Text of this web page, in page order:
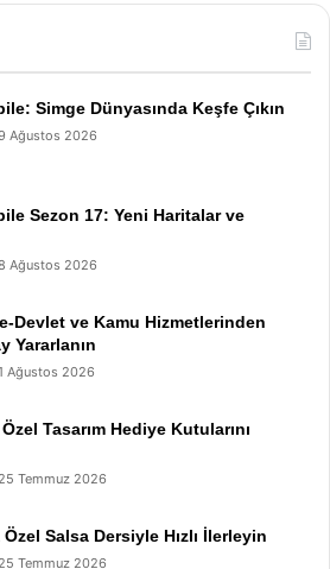
Simge Dünyasında Keşfe Çıkın
Ağustos 2026
Sezon 17: Yeni Haritalar ve
Ağustos 2026
Devlet ve Kamu Hizmetlerinden
Yararlanın
Ağustos 2026
Tasarım Hediye Kutularını
25 Temmuz 2026
Özel Salsa Dersiyle Hızlı İlerleyin
25 Temmuz 2026